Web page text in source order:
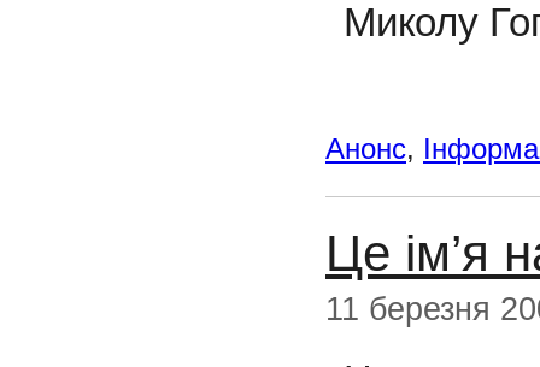
Миколу
Анонс,
Це ім’я
11 березня